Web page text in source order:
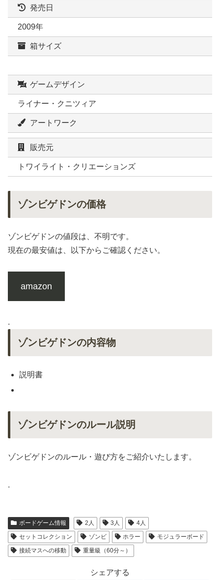
発売日
2009年
箱サイズ
ゲームデザイン
ライナー・クニツィア
アートワーク
販売元
トワイライト・クリエーションズ
ゾンビゲドンの価格
ゾンビゲドンの値段は、不明です。
現在の最安値は、以下からご確認ください。
amazon
.
ゾンビゲドンの内容物
説明書
ゾンビゲドンのルール説明
ゾンビゲドンのルール・遊び方をご紹介いたします。
.
ボードゲーム情報 2人 3人
4人
セットコレクション
ゾンビ ホラー
モジュラーボード
接続マスへの移動
重量級（60分～）
シェアする